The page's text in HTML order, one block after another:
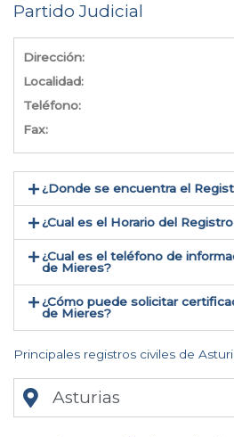
Partido Judicial
Dirección:
Localidad:
Teléfono:
Fax:
¿Donde se encuentra el
¿Cual es el Horario del
¿Cual es el teléfono de
de Mieres​?
¿Cómo puede solicitar
de Mieres​?
Principales registros civiles de
Asturias